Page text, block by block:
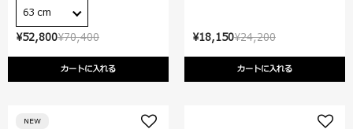
¥70,400
¥52,800
カートに入れる
63 cm
¥24,200
¥18,150
カートに入れる
NEW